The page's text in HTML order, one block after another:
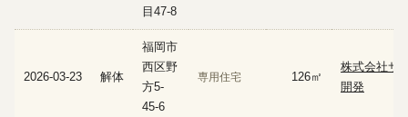
目47-8
2026-03-23 解体
福岡市
西区野
方5-
45-6
専用住宅 126㎡
株式会社サ
開発